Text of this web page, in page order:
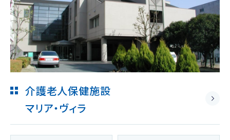
介護老人保健施設
マリア・ヴィラ